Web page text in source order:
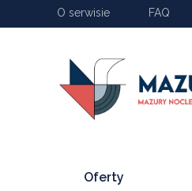
O serwisie FAQ
Oferty